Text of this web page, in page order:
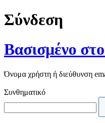
Σύνδεση
Βασισμένο
Όνομα χρήστη ή διεύθυνση
Συνθηματικό